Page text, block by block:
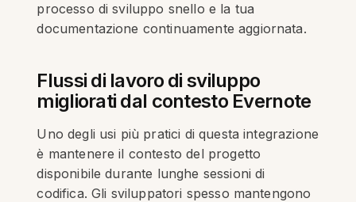
processo di sviluppo snello e la tua
documentazione continuamente aggiornata.
Flussi di lavoro di sviluppo
migliorati dal contesto Evernote
Uno degli usi più pratici di questa integrazione
è mantenere il contesto del progetto
disponibile durante lunghe sessioni di
codifica. Gli sviluppatori spesso mantengono